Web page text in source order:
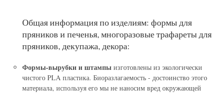
Общая информация по изделиям: формы для
пряников и печенья, многоразовые трафареты для
пряников, декупажа, декора:
Формы-вырубки и штампы изготовлены из экологически
чистого PLA пластика. Биоразлагаемость - достоинство этого
материала, используя его мы не наносим вред окружающей